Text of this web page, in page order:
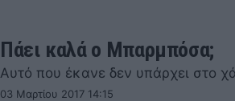
Πάει καλά ο Μπαρμπόσα;
Αυτό που έκανε δεν υπάρχει στο
03 Μαρτίου 2017 14:15